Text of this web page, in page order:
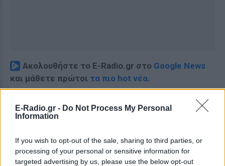
E-Radio.gr - Do Not Process My Personal
Information
If you wish to opt-out of the sale, sharing to third parties, or
processing of your personal or sensitive information for
targeted advertising by us, please use the below opt-out
Ακολουθήστε το E-Radio.gr στο Google News
και μάθετε πρώτοι τα πιο hot νέα.
ειδήσεωντου E-Daily.gr
Ακολουθήστε το E-Radio.gr και στο Instagram
ΔΙΑΦΗΜΙΣΗ